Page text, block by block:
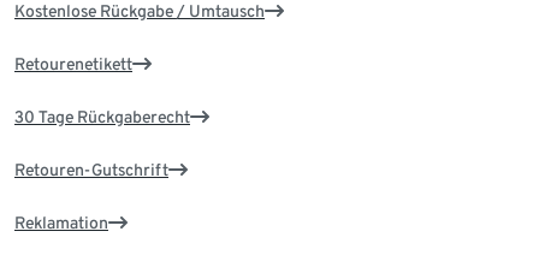
Kostenlose Rückgabe / Umtausch
Retourenetikett
30 Tage Rückgaberecht
Retouren-Gutschrift
Reklamation